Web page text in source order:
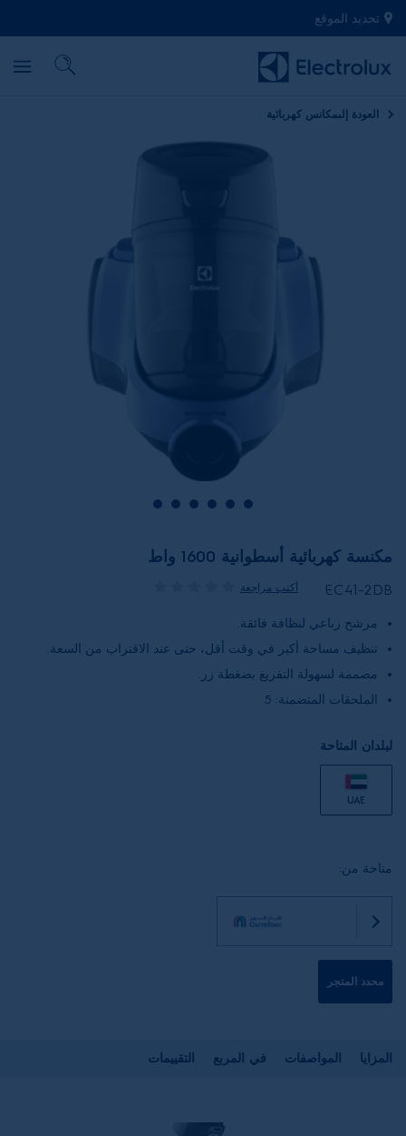
تحديد الموقع
العودة إلىمكانس كهربائية
مكنسة كهربائية أسطوانية 1600 واط
EC41-2DB أكتب مراجعة
مرشح رباعي لنظافة فائقة.
تنظيف مساحة أكبر في وقت أقل، حتى عند الاقتراب من السعة.
مصممة لسهولة التفريغ بضغطة زر.
الملحقات المتضمنة: 5
لبلدان المتاحة
UAE
متاحة من:
محدد المتجر
المزايا المواصفات في المربع التقييمات